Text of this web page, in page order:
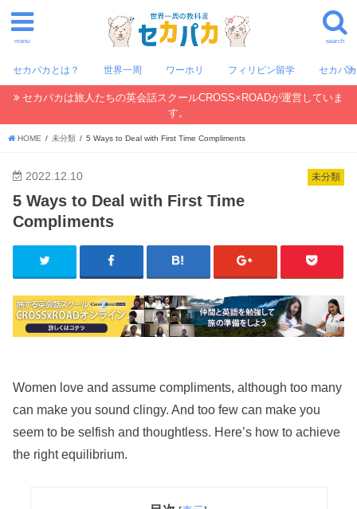
search
menu
セカパカとは？ 世界一周 ワーホリ フィリピン留学 セカパ
セカパカは旅人たちの英会話スクールCROSS×ROADが運営していま
す。
HOME 未分類 5 Ways to Deal with First Time Compliments
未分類
2022.12.10
5 Ways to Deal with First Time
Compliments
Women love and assume compliments, although too many
can make you sound clingy. And too few can make you
seem to be selfish and thoughtless. Here’s how to achieve
the right equilibrium.